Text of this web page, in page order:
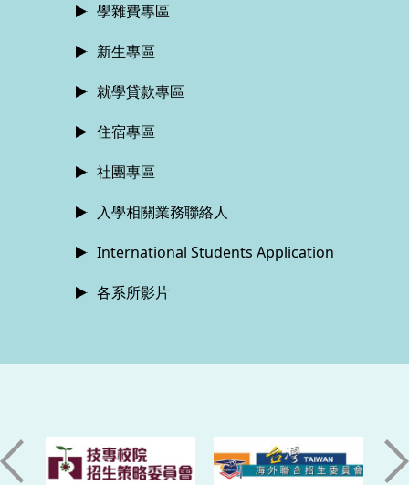
學雜費專區
新生專區
就學貸款專區
住宿專區
社團專區
入學相關業務聯絡人
International Students Application
各系所影片